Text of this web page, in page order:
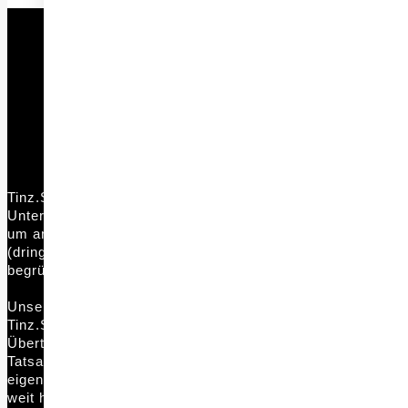
Tinz.Style macht zukunftsfähige und beständige Creativität
Unternehmen verfügbar und schafft bestmögliche
um am Markt erfolgreich zu sein. Damit entstehen dort, wo
(dringend) gebraucht werden und anhaltende Erfolge
begründen und sicherstellen.
Unseren Auftraggebern gefällt unsere Arbeit. Ihre
Tinz.Style drückt sich in Kontinuität der Zusammenarbeit
Übertragung von immer mehr Projekten und Kompetenzen
Tatsache, dass Tinz.Style auch Aufgaben erhält, die über
eigentlich von Tinz.Style repräsentierte Kompetenz und
weit hinausreichen, bestimmt das Wohl des Unternehmens